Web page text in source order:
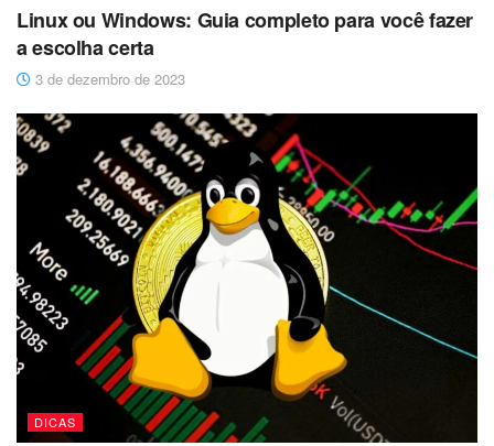
Linux ou Windows: Guia completo para você fazer
a escolha certa
3 de dezembro de 2023
DICAS